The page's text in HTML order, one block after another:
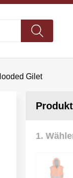
Gilet
1.